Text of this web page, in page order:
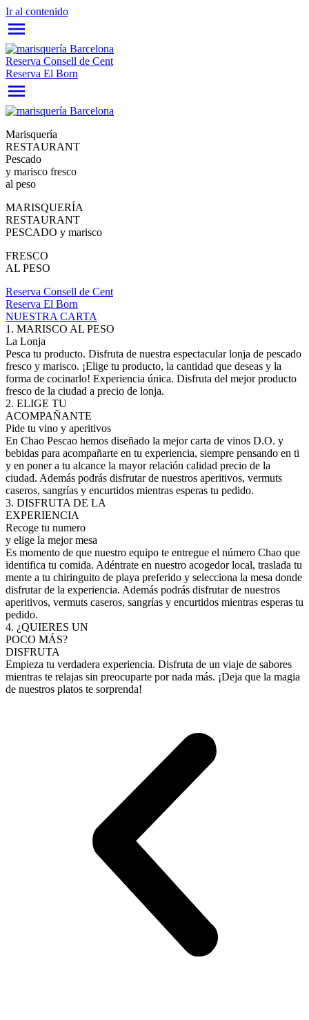
Ir al contenido
Reserva Consell de Cent
Reserva El Born
Marisquería
RESTAURANT
Pescado
y marisco fresco
al peso
MARISQUERÍA
RESTAURANT
PESCADO y marisco
FRESCO
AL PESO
Reserva Consell de Cent
Reserva El Born
NUESTRA CARTA
1. MARISCO AL PESO
La Lonja
Pesca tu producto. Disfruta de nuestra espectacular lonja de pescado
fresco y marisco. ¡Elige tu producto, la cantidad que deseas y la
forma de cocinarlo! Experiencia única. Disfruta del mejor producto
fresco de la ciudad a precio de lonja.
2. ELIGE TU
ACOMPAÑANTE
Pide tu vino y aperitivos
En Chao Pescao hemos diseñado la mejor carta de vinos D.O. y
bebidas para acompañarte en tu experiencia, siempre pensando en ti
y en poner a tu alcance la mayor relación calidad precio de la
ciudad. Además podrás disfrutar de nuestros aperitivos, vermuts
caseros, sangrías y encurtidos mientras esperas tu pedido.
3. DISFRUTA DE LA
EXPERIENCIA
Recoge tu numero
y elige la mejor mesa
Es momento de que nuestro equipo te entregue el número Chao que
identifica tu comida. Adéntrate en nuestro acogedor local, traslada tu
mente a tu chiringuito de playa preferido y selecciona la mesa donde
disfrutar de la experiencia. Además podrás disfrutar de nuestros
aperitivos, vermuts caseros, sangrías y encurtidos mientras esperas tu
pedido.
4. ¿QUIERES UN
POCO MÁS?
DISFRUTA
Empieza tu verdadera experiencia. Disfruta de un viaje de sabores
mientras te relajas sin preocuparte por nada más. ¡Deja que la magia
de nuestros platos te sorprenda!